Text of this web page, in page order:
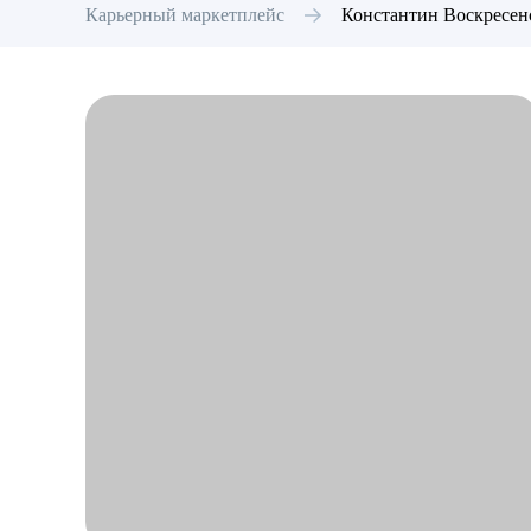
Карьерный маркетплейс Константин